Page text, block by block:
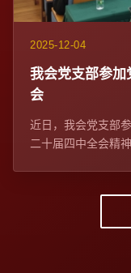
2025-12-04
我会党支部参加
会​
近日，我会党支部
二十届四中全会精